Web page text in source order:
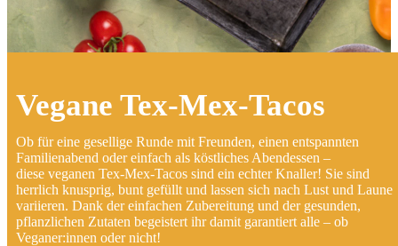
Vegane Tex-Mex-Tacos
Ob für eine gesellige Runde mit Freunden, einen entspannten
Familienabend oder einfach als köstliches Abendessen –
diese veganen Tex-Mex-Tacos sind ein echter Knaller! Sie sind
herrlich knusprig, bunt gefüllt und lassen sich nach Lust und Laune
variieren. Dank der einfachen Zubereitung und der gesunden,
pflanzlichen Zutaten begeistert ihr damit garantiert alle – ob
Veganer:innen oder nicht!